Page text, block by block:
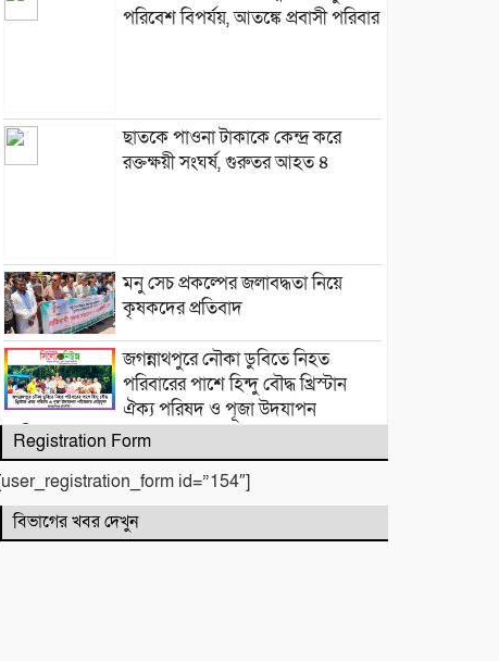
পরিবেশ বিপর্যয়, আতঙ্কে প্রবাসী পরিবার
‎​ছাতকে পাওনা টাকাকে কেন্দ্র করে
রক্তক্ষয়ী সংঘর্ষ, গুরুতর আহত ৪
মনু সেচ প্রকল্পের জলাবদ্ধতা নিয়ে
কৃষকদের প্রতিবাদ
জগন্নাথপুরে নৌকা ডুবিতে নিহত
পরিবারের পাশে হিন্দু বৌদ্ধ খ্রিস্টান
ঐক্য পরিষদ ও পূজা উদযাপন
পরিষদের নেতৃবৃন্দ
​বানারীপাড়া বন্দর মডেল সরকারি
প্রাথমিক বিদ্যালয়ে ‘গণ-অভ্যুত্থান দিবস’
পালিত
Registration Form
id=”154″]
বিভাগের খবর দেখুন